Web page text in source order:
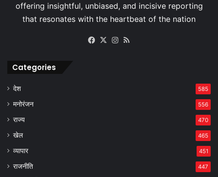
Facebook
X Instagram
Categories
देश 585
मनोरंजन 556
राज्य 470
खेल 465
व्यापार 451
राजनीति 447